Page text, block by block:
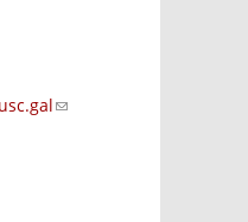
(link sends e-